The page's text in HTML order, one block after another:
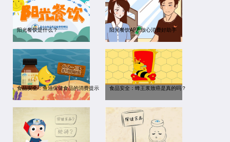
阳光餐饮是什么？ 阳光餐饮APP 放心消费好助手
食品安全：鱼油保健食品的消费提示 食品安全：蜂王浆致癌是真的吗？